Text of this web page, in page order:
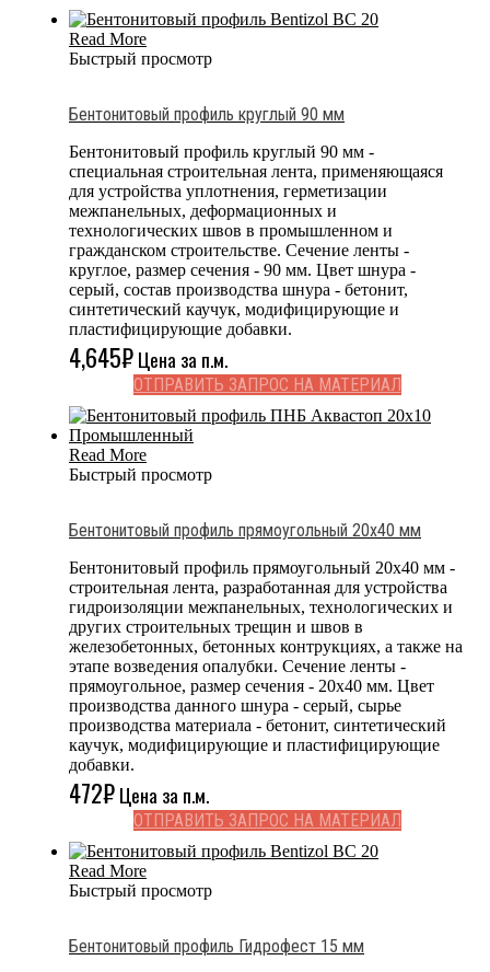
Read More
Быстрый просмотр
Бентонитовый профиль круглый 90 мм
Бентонитовый профиль круглый 90 мм -
специальная строительная лента, применяющаяся
для устройства уплотнения, герметизации
межпанельных, деформационных и
технологических швов в промышленном и
гражданском строительстве. Сечение ленты -
круглое, размер сечения - 90 мм. Цвет шнура -
серый, состав производства шнура - бетонит,
синтетический каучук, модифицирующие и
пластифицирующие добавки.
4,645₽Цена за п.м.
ОТПРАВИТЬ ЗАПРОС НА МАТЕРИАЛ
Read More
Быстрый просмотр
Бентонитовый профиль прямоугольный 20х40 мм
Бентонитовый профиль прямоугольный 20х40 мм -
строительная лента, разработанная для устройства
гидроизоляции межпанельных, технологических и
других строительных трещин и швов в
железобетонных, бетонных контрукциях, а также на
этапе возведения опалубки. Сечение ленты -
прямоугольное, размер сечения - 20x40 мм. Цвет
производства данного шнура - серый, сырье
производства материала - бетонит, синтетический
каучук, модифицирующие и пластифицирующие
добавки.
472₽Цена за п.м.
ОТПРАВИТЬ ЗАПРОС НА МАТЕРИАЛ
Read More
Быстрый просмотр
Бентонитовый профиль Гидрофест 15 мм